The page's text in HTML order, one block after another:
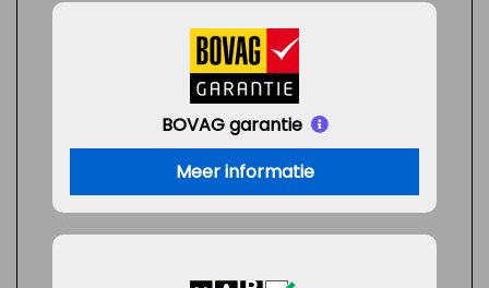
BOVAG garantie
Meer informatie